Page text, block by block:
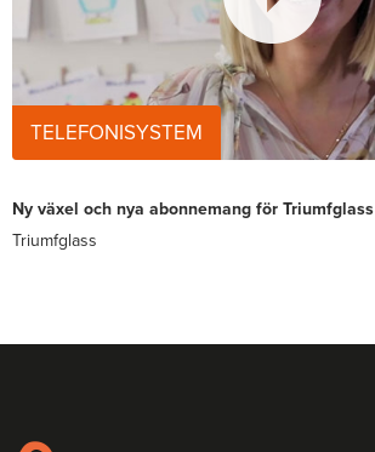
TELEFONISYSTEM
Ny växel och nya abonnemang för Triumfglass
Triumfglass